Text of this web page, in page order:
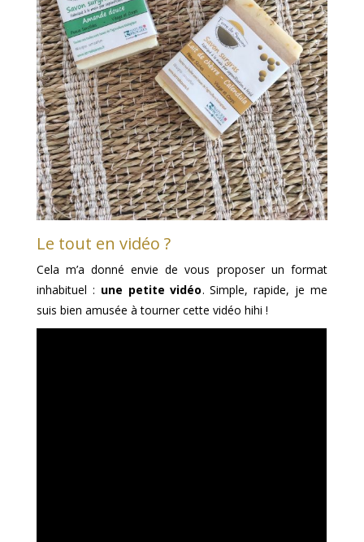
Le tout en vidéo ?
Cela m’a donné envie de vous proposer un format
inhabituel : une petite vidéo. Simple, rapide, je me
suis bien amusée à tourner cette vidéo hihi !